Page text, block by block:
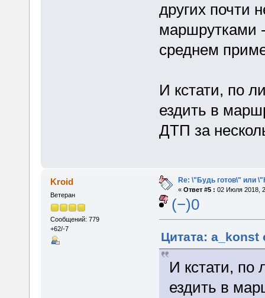
других почти
маршрутками
среднем
И кстати, по
ездить в
ДТП за
Kroid
Ветеран
Сообщений: 779
+62/-7
Re: \"Будь готов\" или
« Ответ #5 : 02 Июля 2018,
(−)0
Цитата: a_konst
И кстати, по
ездить в